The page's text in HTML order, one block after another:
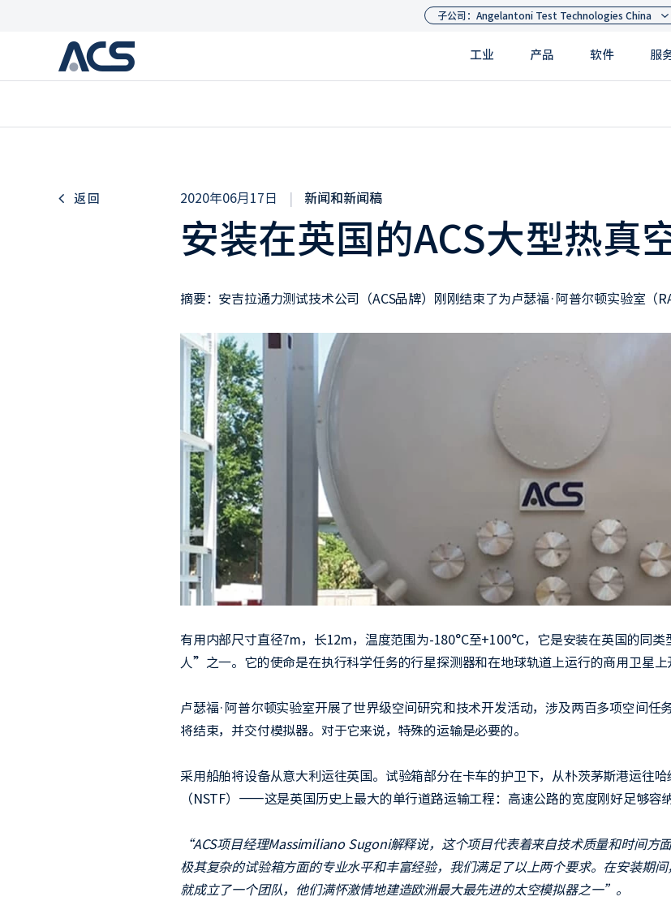
工业 产品 软件 服
返回 2020年06月17日 新闻和新闻稿
安装在英国的ACS大型热真
摘要：安吉拉通力测试技术公司（ACS品牌）刚刚结束了为卢瑟福·阿普尔顿实验室（
有用内部尺寸直径7m，长12m，温度范围为-180°C至+100°C，它是安装在英国的同
人”之一。它的使命是在执行科学任务的行星探测器和在地球轨道上运行的商用卫星上
卢瑟福·阿普尔顿实验室开展了世界级空间研究和技术开发活动，涉及两百多项空间任
将结束，并交付模拟器。对于它来说，特殊的运输是必要的。
采用船舶将设备从意大利运往英国。试验箱部分在卡车的护卫下，从朴茨茅斯港运往
（NSTF）——这是英国历史上最大的单行道路运输工程：高速公路的宽度刚好足够容
“ACS项目经理Massimiliano Sugoni解释说，这个项目代表着来自技术质量和时间方
极其复杂的试验箱方面的专业水平和丰富经验，我们满足了以上两个要求。在安装期
就成立了一个团队，他们满怀激情地建造欧洲最大最先进的太空模拟器之一”。